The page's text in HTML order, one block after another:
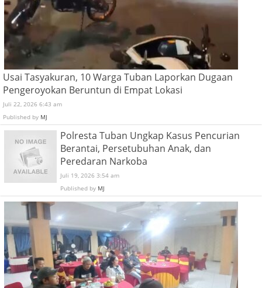
Usai Tasyakuran, 10 Warga Tuban Laporkan Dugaan
Pengeroyokan Beruntun di Empat Lokasi
Juli 22, 2026 6:43 am
Published by MJ
Polresta Tuban Ungkap Kasus Pencurian
Berantai, Persetubuhan Anak, dan
Peredaran Narkoba
Juli 19, 2026 3:54 am
Published by MJ